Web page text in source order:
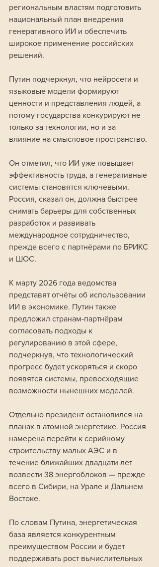
региональным властям подготовить
национальный план внедрения
генеративного ИИ и обеспечить
широкое применение российских
решений.
Путин подчеркнул, что нейросети и
языковые модели формируют
ценности и представления людей, а
потому государства конкурируют не
только за технологии, но и за
влияние на смысловое пространство.
Он отметил, что ИИ уже повышает
эффективность труда, а генеративные
системы становятся ключевыми.
Россия, сказал он, должна быстрее
снимать барьеры для собственных
разработок и развивать
международное сотрудничество,
прежде всего с партнёрами по БРИКС
и ШОС.
К марту 2026 года ведомства
представят отчёты об использовании
ИИ в экономике. Путин также
предложил странам-партнёрам
согласовать подходы к
регулированию в этой сфере,
подчеркнув, что технологический
прогресс будет ускоряться и скоро
появятся системы, превосходящие
возможности нынешних моделей.
Отдельно президент остановился на
планах в атомной энергетике. Россия
намерена перейти к серийному
строительству малых АЭС и в
течение ближайших двадцати лет
возвести 38 энергоблоков — прежде
всего в Сибири, на Урале и Дальнем
Востоке.
По словам Путина, энергетическая
база является конкурентным
преимуществом России и будет
поддерживать рост вычислительных